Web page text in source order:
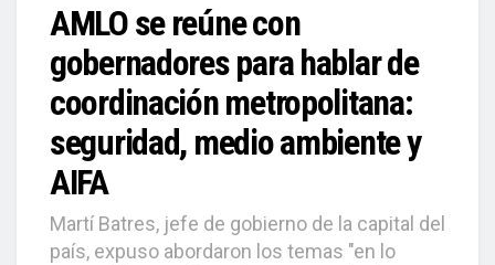
AMLO se reúne con
gobernadores para hablar de
coordinación metropolitana:
seguridad, medio ambiente y
AIFA
Martí Batres, jefe de gobierno de la capital del
país, expuso abordaron los temas "en lo